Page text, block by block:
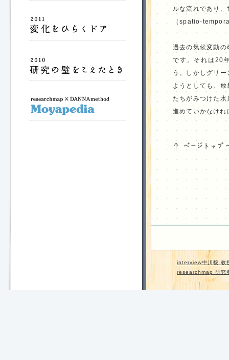
ルな流れであり
（spatio-
過去の気候変動
です。それは20
う。しかしグリ
ようとしても、
たちがみつけた
進めていかなけれ
interview中川毅 教
researchmap 研究